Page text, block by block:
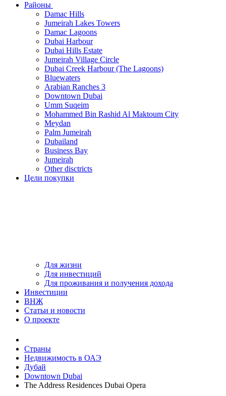
Районы
Damac Hills
Jumeirah Lakes Towers
Damac Lagoons
Dubai Harbour
Dubai Hills Estate
Jumeirah Village Circle
Dubai Creek Harbour (The Lagoons)
Bluewaters
Arabian Ranches 3
Downtown Dubai
Umm Suqeim
Mohammed Bin Rashid Al Maktoum City
Meydan
Palm Jumeirah
Dubailand
Business Bay
Jumeirah
Other disctricts
Цели покупки
Для жизни
Для инвестиций
Для проживания и получения дохода
Инвестиции
ВНЖ
Статьи и новости
О проекте
Страны
Недвижимость в ОАЭ
Дубай
Downtown Dubai
The Address Residences Dubai Opera